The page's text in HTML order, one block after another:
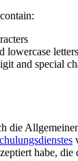
lowercase letters
and special
die
habe,